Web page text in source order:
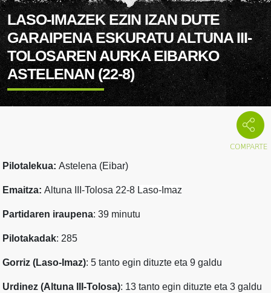
LASO-IMAZEK EZIN IZAN DUTE
GARAIPENA ESKURATU ALTUNA III-
TOLOSAREN AURKA EIBARKO
ASTELENAN (22-8)
Pilotalekua: Astelena (Eibar)
Emaitza: Altuna III-Tolosa 22-8 Laso-Imaz
Partidaren iraupena: 39 minutu
Pilotakadak: 285
Gorriz (Laso-Imaz): 5 tanto egin dituzte eta 9 galdu
Urdinez (Altuna III-Tolosa): 13 tanto egin dituzte eta 3 galdu